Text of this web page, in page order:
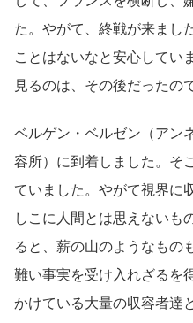
た。やがて、終戦が来まし
ことはないなと安心してい
見るのは、その後だったの
ベルゲン・ベルゼン（アン
容所）に到着しました。そ
ていました。やがて視界に
しこに人間とは思えないも
ると、薪の山のようなもの
難い事実を受け入れざるを
かけている大量の収容者達